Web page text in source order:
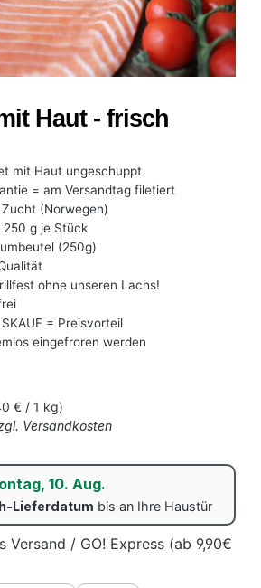
Haut - frisch
mit Haut ungeschuppt
= am Versandtag filetiert
(Norwegen)
250 g je Stück
(250g)
ohne unseren Lachs!
= Preisvorteil
eingefroren werden
€ / 1 kg)
Versandkosten
10. Aug.
Lieferdatum bis an Ihre Haustür
Versand / GO! Express (ab 9,90€